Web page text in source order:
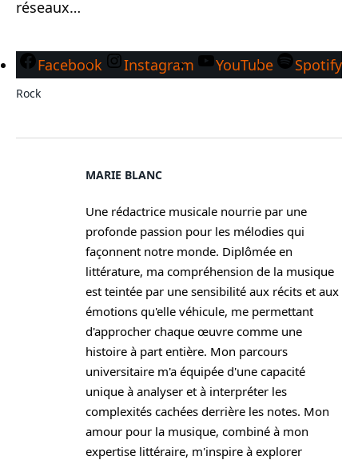
réseaux…
Facebook Instagram YouTube Spotify
Rock
MARIE BLANC
Une rédactrice musicale nourrie par une
profonde passion pour les mélodies qui
façonnent notre monde. Diplômée en
littérature, ma compréhension de la musique
est teintée par une sensibilité aux récits et aux
émotions qu'elle véhicule, me permettant
d'approcher chaque œuvre comme une
histoire à part entière. Mon parcours
universitaire m'a équipée d'une capacité
unique à analyser et à interpréter les
complexités cachées derrière les notes. Mon
amour pour la musique, combiné à mon
expertise littéraire, m'inspire à explorer